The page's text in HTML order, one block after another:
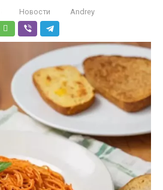
Новости Andrey